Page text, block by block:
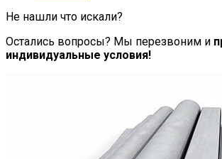
Не нашли что искали?
Остались вопросы? Мы перезвоним и
индивидуальные условия!